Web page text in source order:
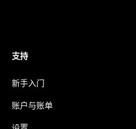
支持
新手入门
账户与账单